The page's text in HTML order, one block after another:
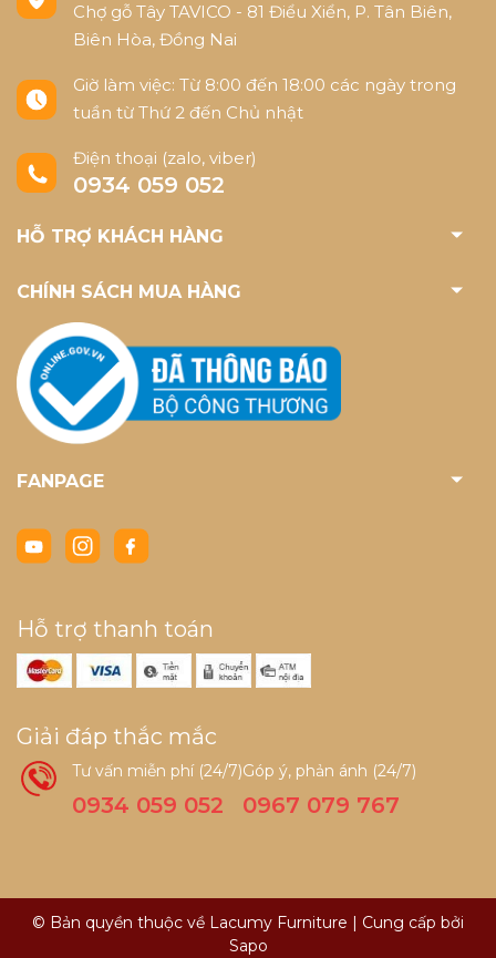
Chợ gỗ Tây TAVICO - 81 Điểu Xiển, P. Tân Biên,
Biên Hòa, Đồng Nai
Giờ làm việc: Từ 8:00 đến 18:00 các ngày trong
tuần từ Thứ 2 đến Chủ nhật
Điện thoại (zalo, viber)
0934 059 052
HỖ TRỢ KHÁCH HÀNG
CHÍNH SÁCH MUA HÀNG
FANPAGE
Hỗ trợ thanh toán
Giải đáp thắc mắc
Tư vấn miễn phí (24/7)
0934 059 052
Góp ý, phản ánh (24/7)
0967 079 767
© Bản quyền thuộc về Lacumy Furniture | Cung cấp bởi
Sapo